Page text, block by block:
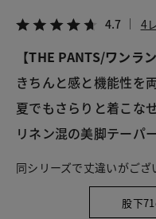
4.7 4
【THE PANTS/ワンラ
きちんと感と機能性を
夏でもさらりと着こな
リネン混の美脚テーパ
同シリーズで丈違いがござ
股下
LINE